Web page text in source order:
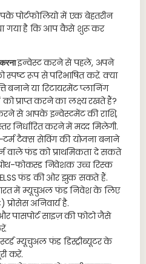
में एक बेहतरीन
गया है कि आप कैसे शुरू कर
इन्वेस्ट करने से पहले, अपने
स्पष्ट रूप से परिभाषित करें. क्या
बनाने या रिटायरमेंट प्लानिंग
को प्राप्त करने का लक्ष्य रखते हैं?
से आपके इन्वेस्टमेंट की राशि,
निर्धारित करने में मदद मिलेगी.
टर्म टैक्स सेविंग की योजना बनाने
वाले फंड को प्राथमिकता दे सकते
फोकस्ड निवेशक उच्च रिस्क
ELSS फंड की ओर झुक सकते हैं.
में म्यूचुअल फंड निवेश के लिए
अनिवार्य है.
पासपोर्ट साइज़ की फोटो जैसे
म्यूचुअल फंड डिस्ट्रीब्यूटर के
करें.